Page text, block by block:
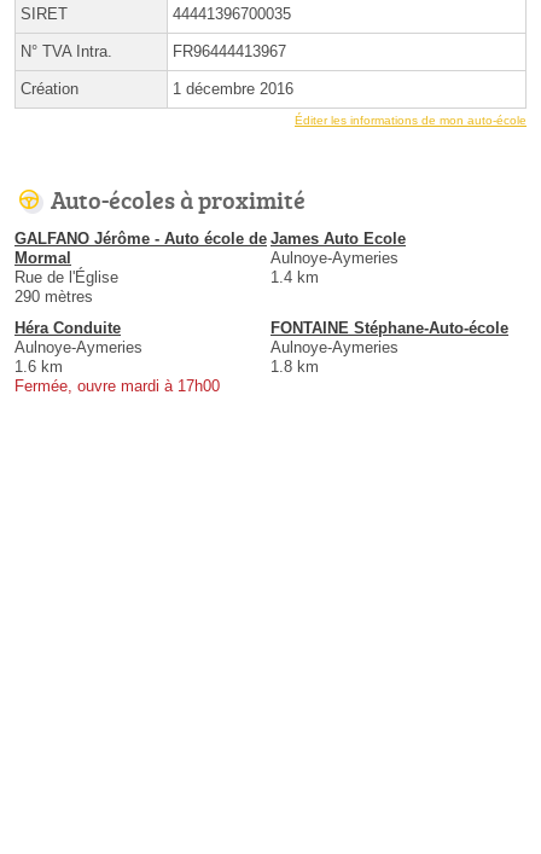
SIRET 44441396700035
N° TVA Intra. FR96444413967
Création 1 décembre 2016
Éditer les informations de mon auto-école
Auto-écoles à proximité
GALFANO Jérôme - Auto école de
Mormal
Rue de l'Église
290 mètres
James Auto Ecole
Aulnoye-Aymeries
1.4 km
Héra Conduite
Aulnoye-Aymeries
1.6 km
Fermée, ouvre mardi à 17h00
FONTAINE Stéphane-Auto-école
Aulnoye-Aymeries
1.8 km